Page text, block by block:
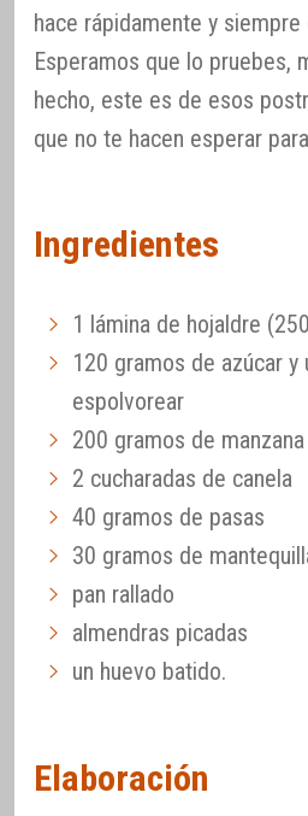
hace rápidamente y siempre
Esperamos que lo pruebes,
hecho, este es de esos
que no te hacen esperar
Ingredientes
1 lámina de hojaldre
120 gramos de azúcar y
espolvorear
200 gramos de manzana
2 cucharadas de canela
40 gramos de pasas
30 gramos de
pan rallado
almendras picadas
un huevo batido.
Elaboración